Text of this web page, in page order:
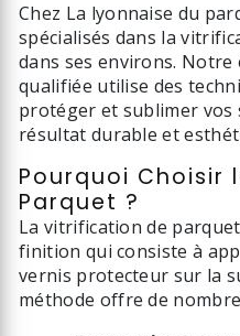
Chez La lyonnaise du
spécialisés dans la
dans ses environs.
qualifiée utilise des
protéger et sublimer vos
résultat durable et
Pourquoi
Parquet ?
La vitrification de
finition qui consiste à
vernis protecteur sur la
méthode offre de